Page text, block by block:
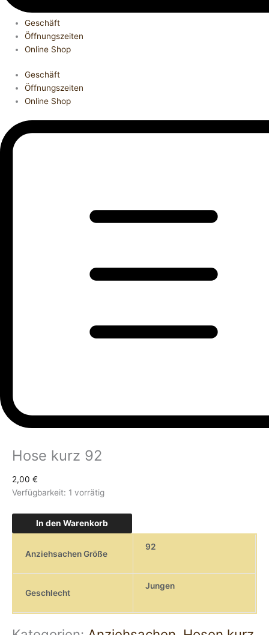
Geschäft
Öffnungszeiten
Online Shop
Geschäft
Öffnungszeiten
Online Shop
Hose kurz 92
2,00 €
Verfügbarkeit: 1 vorrätig
In den Warenkorb
Anziehsachen Größe
92
Geschlecht
Jungen